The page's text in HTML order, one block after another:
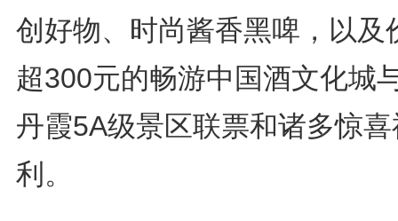
创好物、时尚酱香黑啤，以及
超300元的畅游中国酒文化城
丹霞5A级景区联票和诸多惊
利。